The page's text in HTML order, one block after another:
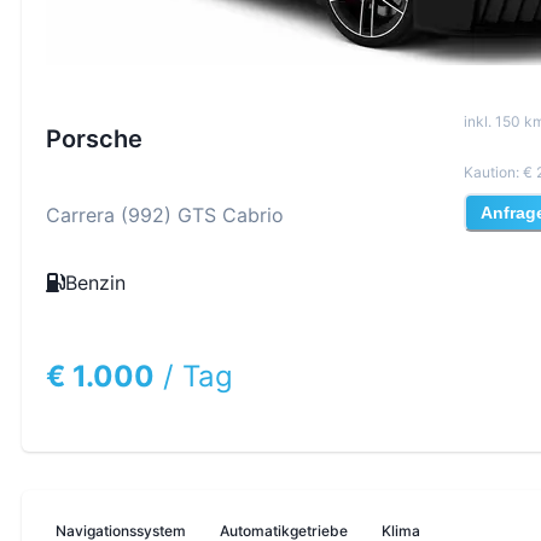
Porsche
Carrera (992) GTS Cabrio
Benzin
€ 1.000 / Tag
inkl. 150
Kaution: €
Navigationssystem Automatikgetriebe Klima